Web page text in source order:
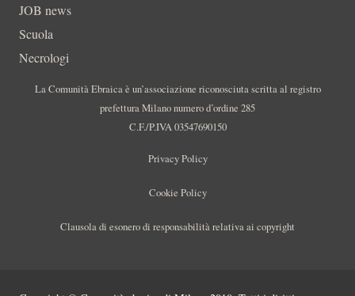
JOB news
Scuola
Necrologi
La Comunità Ebraica è un’associazione riconosciuta scritta al registro
prefettura Milano numero d’ordine 285
C.F./P.IVA 03547690150
Privacy Policy
Cookie Policy
Clausola di esonero di responsabilità relativa ai copyright